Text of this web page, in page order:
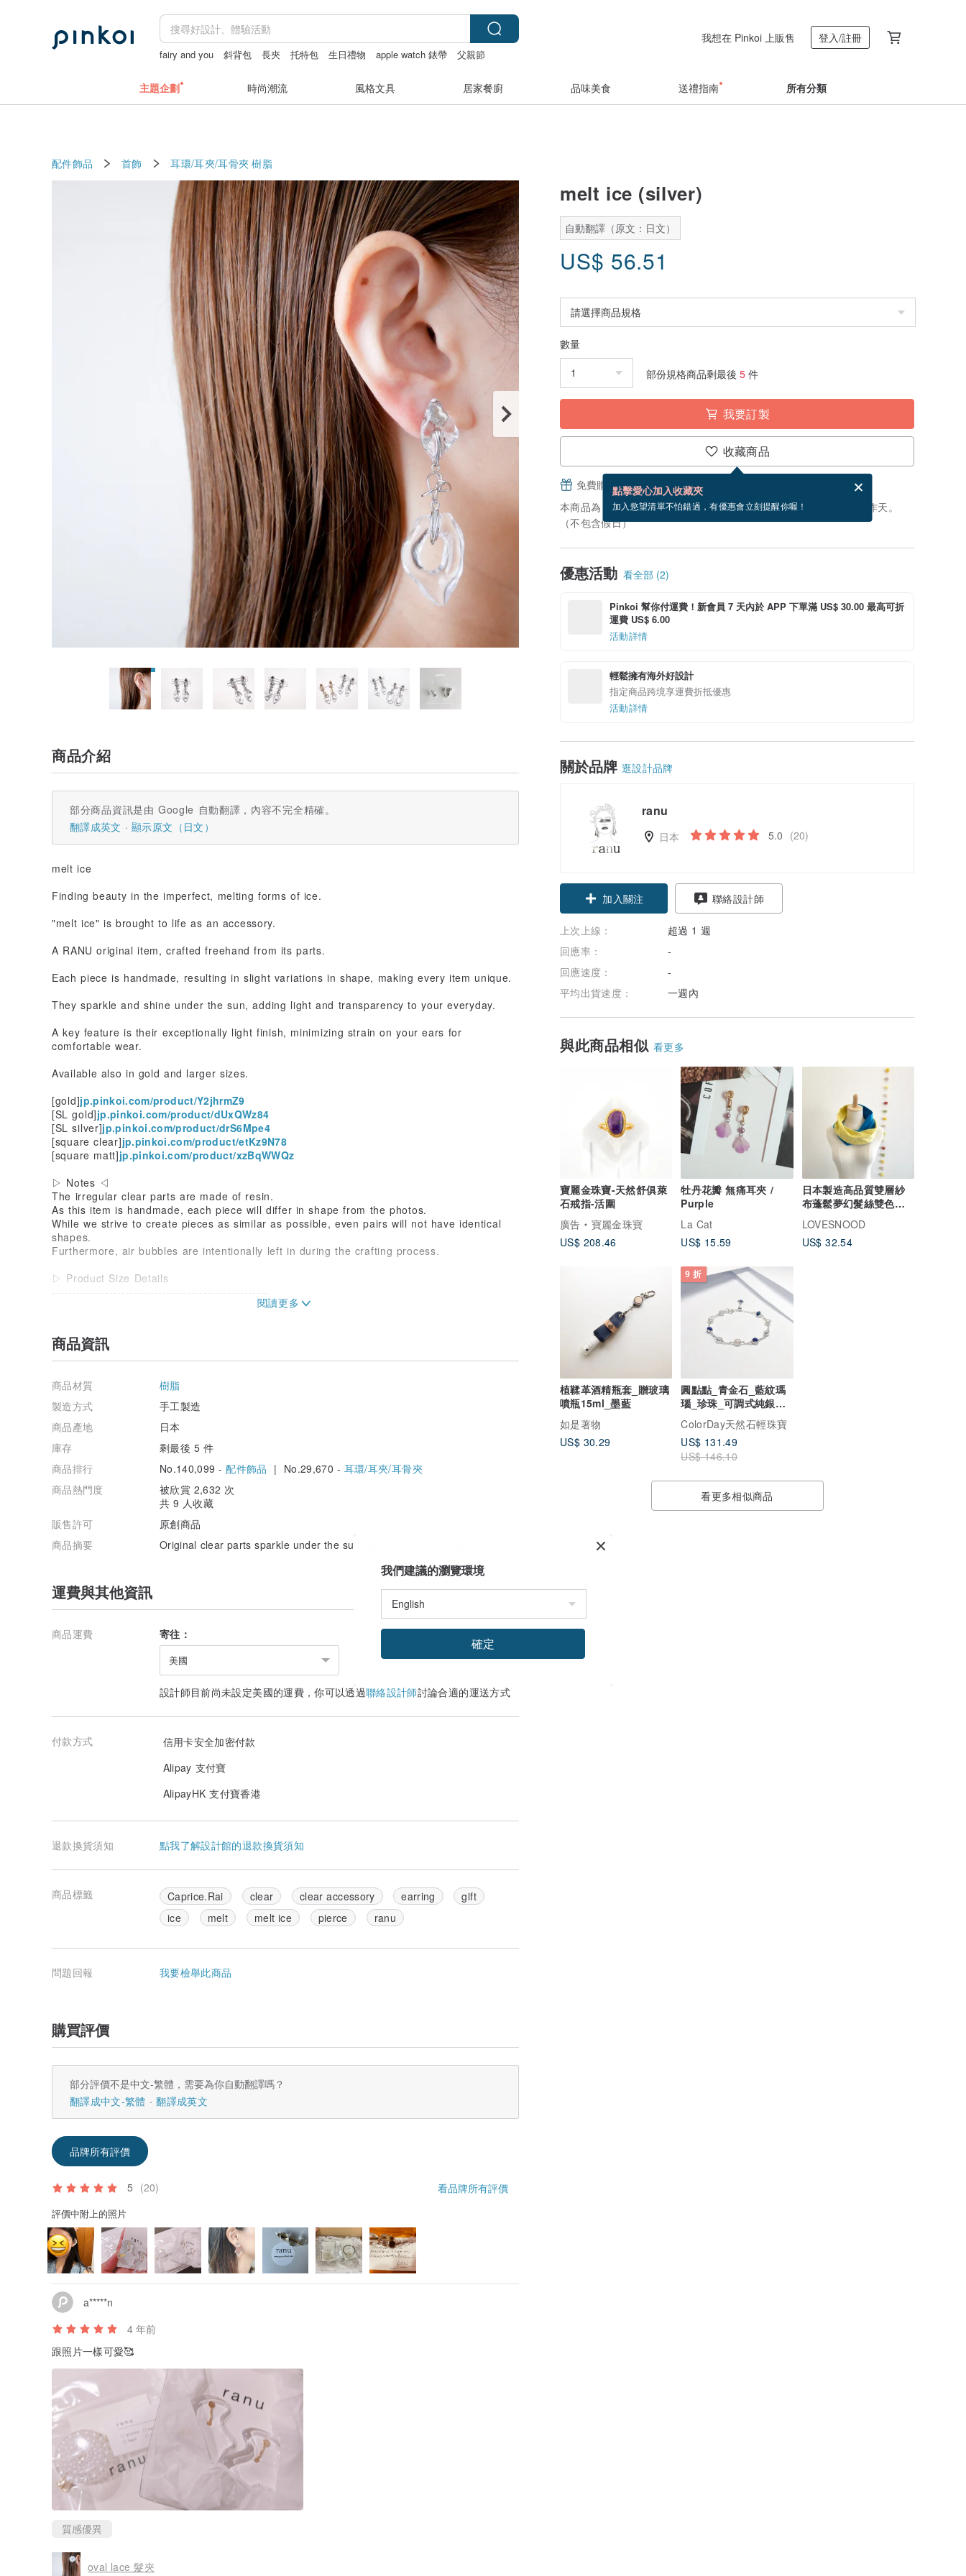
fairy and you 斜背包 長夾 托特包 生日禮物 apple watch 錶帶
父親節
我想在 Pinkoi 上販售 登入/註冊
主題企劃 時尚潮流 風格文具 居家餐廚 品味美食 送禮指南 所有分類
配件飾品 首飾 耳環/耳夾/耳骨夾 樹脂
melt ice (silver)
自動翻譯（原文：日文）
US$ 56.51
數量
部份規格商品剩最後 5 件
我要訂製
收藏商品
點擊愛心加入收藏夾
加入慾望清單不怕錯過，有優惠會立刻提醒你喔！
免費贈送電子賀卡，結帳完成後填寫
本商品為「接單訂製」。付款後，從開始製作到寄出商品為 15 個工作天。
（不包含假日）
優惠活動 看全部 (2)
Pinkoi 幫你付運費！新會員 7 天內於 APP 下單滿 US$ 30.00 最高可折
運費 US$ 6.00
活動詳情
輕鬆擁有海外好設計
指定商品跨境享運費折抵優惠
活動詳情
關於品牌 逛設計品牌
ranu
日本 5.0 (20)
加入關注 聯絡設計師
上次上線：
超過 1 週
回應率：
-
回應速度：
-
平均出貨速度：
一週內
與此商品相似 看更多
寶麗金珠寶-天然舒俱萊
石戒指-活圍
廣告
寶麗金珠寶
US$ 208.46
牡丹花瓣 無痛耳夾 /
Purple
La Cat
US$ 15.59
日本製造高品質雙層紗
布蓬鬆夢幻髮絲雙色黃
綠松石藍
LOVESNOOD
US$ 32.54
植鞣革酒精瓶套_贈玻璃
噴瓶15ml_墨藍
如是著物
US$ 30.29
9 折
圓點點_青金石_藍紋瑪
瑙_珍珠_可調式純銀手
鍊
ColorDay天然石輕珠寶
US$ 131.49
US$ 146.10
看更多相似商品
商品介紹
部分商品資訊是由 Google 自動翻譯，內容不完全精確。
翻譯成英文
顯示原文（日文）
melt ice
Finding beauty in the imperfect, melting forms of ice.
"melt ice" is brought to life as an accessory.
A RANU original item, crafted freehand from its parts.
Each piece is handmade, resulting in slight variations in shape, making every item unique.
They sparkle and shine under the sun, adding light and transparency to your everyday.
A key feature is their exceptionally light finish, minimizing strain on your ears for
comfortable wear.
Available also in gold and larger sizes.
[gold]jp.pinkoi.com/product/Y2jhrmZ9
[SL gold]jp.pinkoi.com/product/dUxQWz84
[SL silver]jp.pinkoi.com/product/drS6Mpe4
[square clear]jp.pinkoi.com/product/etKz9N78
[square matt]jp.pinkoi.com/product/xzBqWWQz
▷ Notes ◁
The irregular clear parts are made of resin.
As this item is handmade, each piece will differ in shape from the photos.
While we strive to create pieces as similar as possible, even pairs will not have identical
shapes.
Furthermore, air bubbles are intentionally left in during the crafting process.
▷ Product Size Details
▷ Customizable Parts
1. Titanium Earrings
2. Brass Screw-back Clip-on Earrings
------------------------------------------------------
▷ Shipping Methods
------------------------------------------------------
(Japan) Click Post (with tracking/no insurance)
(Japan) Yamato Transport (with tracking/with insurance)
(International) EMS (with tracking/with insurance)
------------------------------------------------------
Please understand that colors may subtly change depending on the wire batch, meaning
not all items will be the exact same color.
We appreciate your understanding.
If you have any inquiries, please feel free to contact us via message.
商品資訊
商品材質
樹脂
製造方式
手工製造
商品產地
日本
庫存
剩最後 5 件
商品排行
No.140,099 -配件飾品 | No.29,670 - 耳環/耳夾/耳骨夾
商品熱門度
被欣賞 2,632 次
共 9 人收藏
販售許可
原創商品
商品摘要
Original clear parts sparkle under the sun, accentuating your face.
運費與其他資訊
商品運費 寄往：
美國
設計師目前尚未設定美國的運費，你可以透過聯絡設計師討論合適的運送方式
付款方式
信用卡安全加密付款
Alipay 支付寶
AlipayHK 支付寶香港
退款換貨須知 點我了解設計館的退款換貨須知
商品標籤 Caprice.Rai clear clear accessory earring
gift
ice
melt melt ice pierce ranu
問題回報 我要檢舉此商品
購買評價
部分評價不是中文-繁體，需要為你自動翻譯嗎？
翻譯成中文-繁體
翻譯成英文
品牌所有評價
5 (20) 看品牌所有評價
評價中附上的照片
a*****n
4 年前
跟照片一樣可愛🥰
質感優異
oval lace 髮夾
我們建議的瀏覽環境
確定